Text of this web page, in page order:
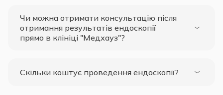
Чи можна отримати консультацію після
отримання результатів ендоскопії
прямо в клініці "Медхауз"?
Скільки коштує проведення ендоскопії?